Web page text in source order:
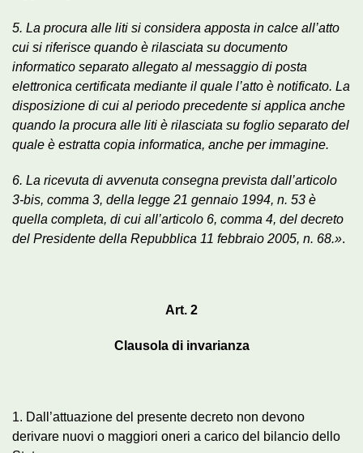
5. La procura alle liti si considera apposta in calce all’atto
cui si riferisce quando è rilasciata su documento
informatico separato allegato al messaggio di posta
elettronica certificata mediante il quale l’atto è notificato. La
disposizione di cui al periodo precedente si applica anche
quando la procura alle liti è rilasciata su foglio separato del
quale è estratta copia informatica, anche per immagine.
6. La ricevuta di avvenuta consegna prevista dall’articolo
3-bis, comma 3, della legge 21 gennaio 1994, n. 53 è
quella completa, di cui all’articolo 6, comma 4, del decreto
del Presidente della Repubblica 11 febbraio 2005, n. 68.».
Art. 2
Clausola di invarianza
1. Dall’attuazione del presente decreto non devono
derivare nuovi o maggiori oneri a carico del bilancio dello